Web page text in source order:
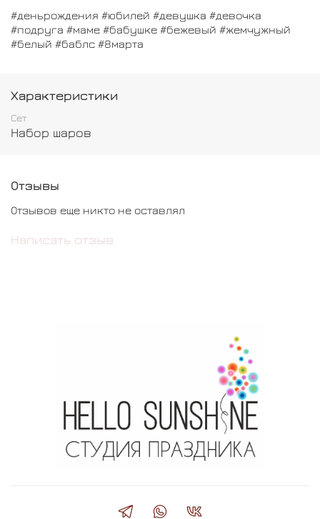
#деньрождения #юбилей #девушка #девочка
#подруга #маме #бабушке #бежевый #жемчужный
#белый #баблс #8марта
Характеристики
Сет
Набор шаров
Отзывы
Отзывов еще никто не оставлял
Написать отзыв